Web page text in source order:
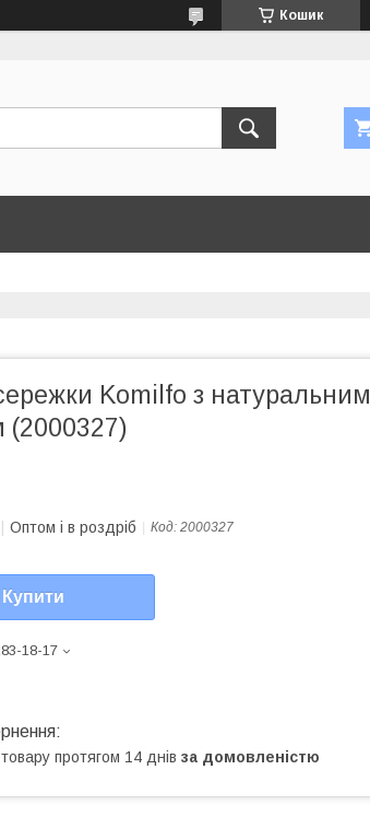
Кошик
Komilfo з натуральним
(2000327)
Оптом і в роздріб Код: 2000327
Купити
18-17
протягом 14 днів за домовленістю